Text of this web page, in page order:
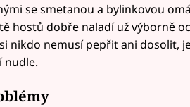
se smetanou a bylinkovou
hostů dobře naladí už výborně
nikdo nemusí pepřit ani dosolit,
nudle.